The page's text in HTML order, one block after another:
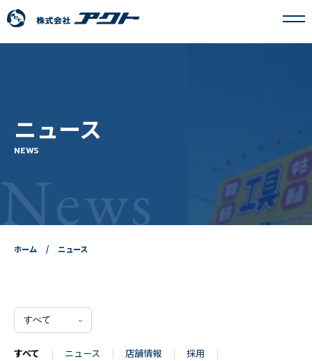
News
ニュース
NEWS
ホーム ニュース
すべて ニュース 店舗情報
採用
事業内容
採用情報
ニュース